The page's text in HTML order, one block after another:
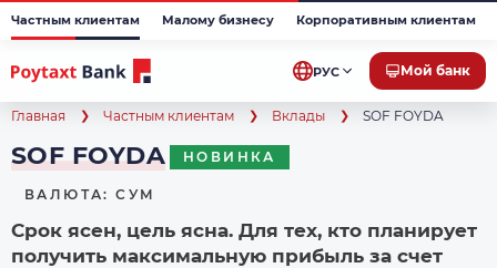
Частным клиентам Малому бизнесу Корпоративным клиентам
РУС Мой банк
Главная Частным клиентам Вклады SOF FOYDA
SOF FOYDA НОВИНКА
ВАЛЮТА: СУМ
Срок ясен, цель ясна. Для тех, кто планирует
получить максимальную прибыль за счет